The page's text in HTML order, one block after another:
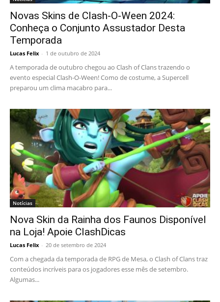
Novas Skins de Clash-O-Ween 2024:
Conheça o Conjunto Assustador Desta
Temporada
Lucas Felix - 1 de outubro de 2024
A temporada de outubro chegou ao Clash of Clans trazendo o
evento especial Clash-O-Ween! Como de costume, a Supercell
preparou um clima macabro para...
Notícias
Nova Skin da Rainha dos Faunos Disponível
na Loja! Apoie ClashDicas
Lucas Felix - 20 de setembro de 2024
Com a chegada da temporada de RPG de Mesa, o Clash of Clans traz
conteúdos incríveis para os jogadores esse mês de setembro.
Algumas...